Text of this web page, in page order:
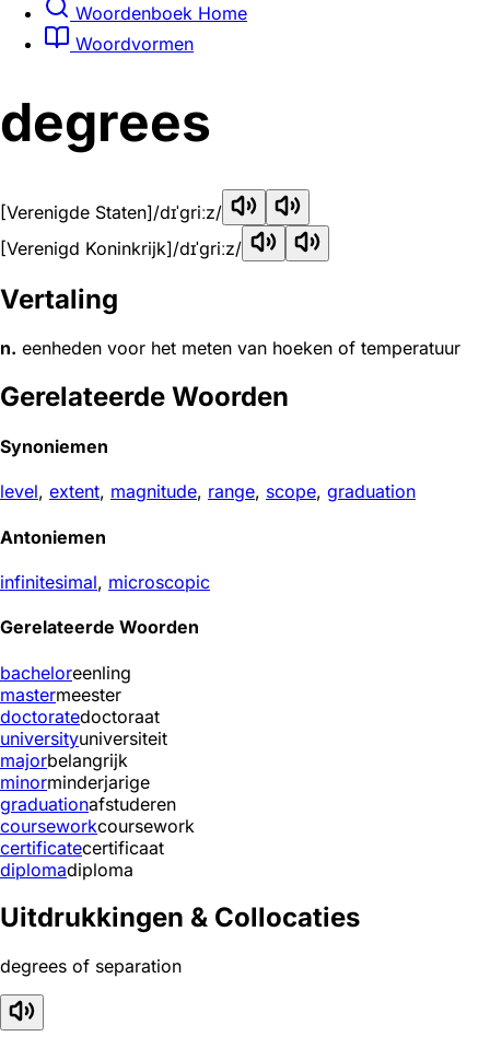
Woordenboek Home
Woordvormen
degrees
[Verenigde Staten]/dɪˈɡriːz/
[Verenigd Koninkrijk]/dɪˈɡriːz/
Vertaling
n. eenheden voor het meten van hoeken of temperatuur
Gerelateerde Woorden
Synoniemen
level, extent, magnitude, range, scope, graduation
Antoniemen
infinitesimal, microscopic
Gerelateerde Woorden
bacheloreenling
mastermeester
doctoratedoctoraat
universityuniversiteit
majorbelangrijk
minorminderjarige
graduationafstuderen
courseworkcoursework
certificatecertificaat
diplomadiploma
Uitdrukkingen & Collocaties
degrees of separation